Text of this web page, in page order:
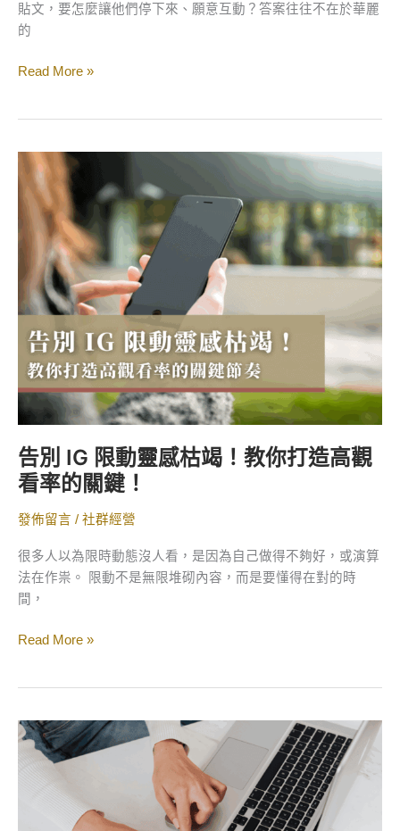
貼文，要怎麼讓他們停下來、願意互動？答案往往不在於華麗
的
Read More »
告別 IG 限動靈感枯竭！教你打造高觀
看率的關鍵！
發佈留言 / 社群經營
很多人以為限時動態沒人看，是因為自己做得不夠好，或演算
法在作祟。 限動不是無限堆砌內容，而是要懂得在對的時
間，
告
別
感
枯
竭！
教
你
打
觀
看
的
關
鍵！
Read More »
從